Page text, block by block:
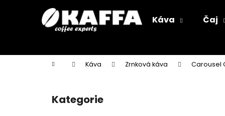
Káva Čaj
Domů Káva Zrnková káva Carousel
Přeskočit
kategorie
Kategorie
k
Zpět
obchodu
Zpět
obchodu